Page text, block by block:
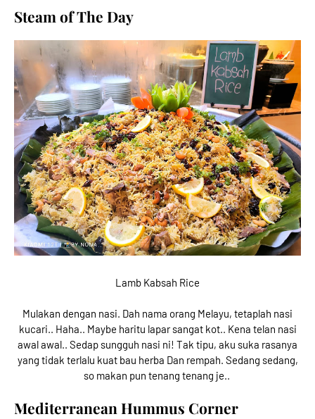
Steam of The Day
Lamb Kabsah Rice
Mulakan dengan nasi. Dah nama orang Melayu, tetaplah nasi
kucari.. Haha.. Maybe haritu lapar sangat kot.. Kena telan nasi
awal awal.. Sedap sungguh nasi ni! Tak tipu, aku suka rasanya
yang tidak terlalu kuat bau herba Dan rempah. Sedang sedang,
so makan pun tenang tenang je..
Mediterranean Hummus Corner